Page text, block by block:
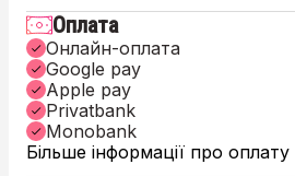
Оплата
Онлайн-оплата
Google pay
Apple pay
Privatbank
Monobank
Більше інформації про оплату